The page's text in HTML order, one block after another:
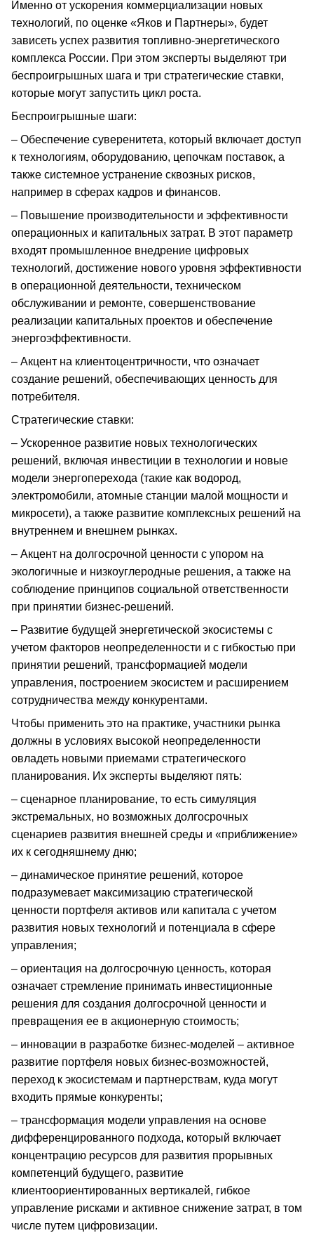
Именно от ускорения коммерциализации новых
технологий, по оценке «Яков и Партнеры», будет
зависеть успех развития топливно-энергетического
комплекса России. При этом эксперты выделяют три
беспроигрышных шага и три стратегические ставки,
которые могут запустить цикл роста.
Беспроигрышные шаги:
– Обеспечение суверенитета, который включает доступ
к технологиям, оборудованию, цепочкам поставок, а
также системное устранение сквозных рисков,
например в сферах кадров и финансов.
– Повышение производительности и эффективности
операционных и капитальных затрат. В этот параметр
входят промышленное внедрение цифровых
технологий, достижение нового уровня эффективности
в операционной деятельности, техническом
обслуживании и ремонте, совершенствование
реализации капитальных проектов и обеспечение
энергоэффективности.
– Акцент на клиентоцентричности, что означает
создание решений, обеспечивающих ценность для
потребителя.
Стратегические ставки:
– Ускоренное развитие новых технологических
решений, включая инвестиции в технологии и новые
модели энергоперехода (такие как водород,
электромобили, атомные станции малой мощности и
микросети), а также развитие комплексных решений на
внутреннем и внешнем рынках.
– Акцент на долгосрочной ценности с упором на
экологичные и низкоуглеродные решения, а также на
соблюдение принципов социальной ответственности
при принятии бизнес-решений.
– Развитие будущей энергетической экосистемы с
учетом факторов неопределенности и с гибкостью при
принятии решений, трансформацией модели
управления, построением экосистем и расширением
сотрудничества между конкурентами.
Чтобы применить это на практике, участники рынка
должны в условиях высокой неопределенности
овладеть новыми приемами стратегического
планирования. Их эксперты выделяют пять:
– сценарное планирование, то есть симуляция
экстремальных, но возможных долгосрочных
сценариев развития внешней среды и «приближение»
их к сегодняшнему дню;
– динамическое принятие решений, которое
подразумевает максимизацию стратегической
ценности портфеля активов или капитала с учетом
развития новых технологий и потенциала в сфере
управления;
– ориентация на долгосрочную ценность, которая
означает стремление принимать инвестиционные
решения для создания долгосрочной ценности и
превращения ее в акционерную стоимость;
– инновации в разработке бизнес-моделей – активное
развитие портфеля новых бизнес-возможностей,
переход к экосистемам и партнерствам, куда могут
входить прямые конкуренты;
– трансформация модели управления на основе
дифференцированного подхода, который включает
концентрацию ресурсов для развития прорывных
компетенций будущего, развитие
клиентоориентированных вертикалей, гибкое
управление рисками и активное снижение затрат, в том
числе путем цифровизации.